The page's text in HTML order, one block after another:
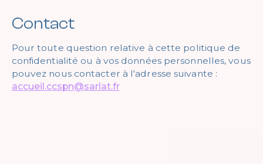
Contact
Pour toute question relative à cette politique de
confidentialité ou à vos données personnelles, vous
pouvez nous contacter à l'adresse suivante :
accueil.ccspn@sarlat.fr